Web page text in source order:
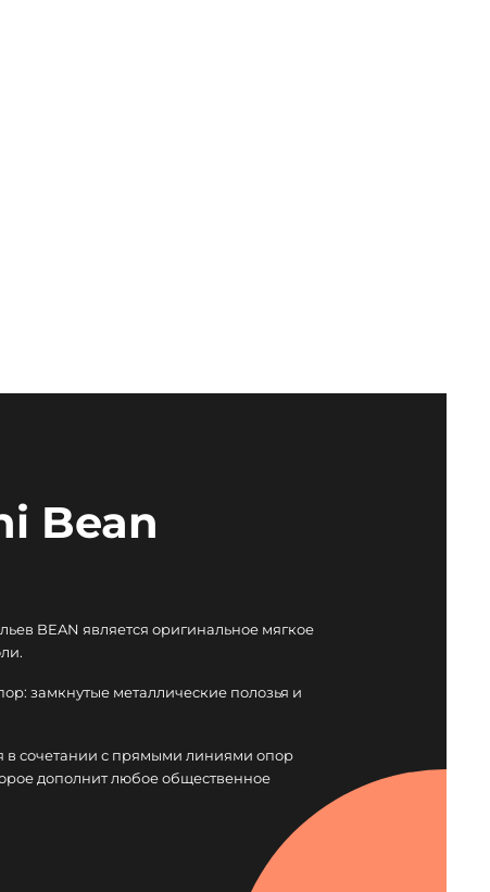
Bean
BEAN является оригинальное мягкое
замкнутые металлические полозья и
в сочетании с прямыми линиями опор
дополнит любое общественное